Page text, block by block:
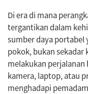
Di era di mana
tergantikan dalam
sumber daya portabel
pokok, bukan sekadar
melakukan
kamera, laptop, atau
menghadapi